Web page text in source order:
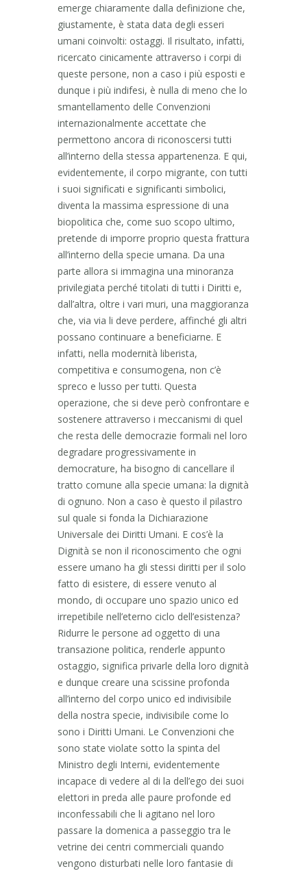
emerge chiaramente dalla definizione che,
giustamente, è stata data degli esseri
umani coinvolti: ostaggi. Il risultato, infatti,
ricercato cinicamente attraverso i corpi di
queste persone, non a caso i più esposti e
dunque i più indifesi, è nulla di meno che lo
smantellamento delle Convenzioni
internazionalmente accettate che
permettono ancora di riconoscersi tutti
all’interno della stessa appartenenza. E qui,
evidentemente, il corpo migrante, con tutti
i suoi significati e significanti simbolici,
diventa la massima espressione di una
biopolitica che, come suo scopo ultimo,
pretende di imporre proprio questa frattura
all’interno della specie umana. Da una
parte allora si immagina una minoranza
privilegiata perché titolati di tutti i Diritti e,
dall’altra, oltre i vari muri, una maggioranza
che, via via li deve perdere, affinché gli altri
possano continuare a beneficiarne. E
infatti, nella modernità liberista,
competitiva e consumogena, non c’è
spreco e lusso per tutti. Questa
operazione, che si deve però confrontare e
sostenere attraverso i meccanismi di quel
che resta delle democrazie formali nel loro
degradare progressivamente in
democrature, ha bisogno di cancellare il
tratto comune alla specie umana: la dignità
di ognuno. Non a caso è questo il pilastro
sul quale si fonda la Dichiarazione
Universale dei Diritti Umani. E cos’è la
Dignità se non il riconoscimento che ogni
essere umano ha gli stessi diritti per il solo
fatto di esistere, di essere venuto al
mondo, di occupare uno spazio unico ed
irrepetibile nell’eterno ciclo dell’esistenza?
Ridurre le persone ad oggetto di una
transazione politica, renderle appunto
ostaggio, significa privarle della loro dignità
e dunque creare una scissine profonda
all’interno del corpo unico ed indivisibile
della nostra specie, indivisibile come lo
sono i Diritti Umani. Le Convenzioni che
sono state violate sotto la spinta del
Ministro degli Interni, evidentemente
incapace di vedere al di la dell’ego dei suoi
elettori in preda alle paure profonde ed
inconfessabili che li agitano nel loro
passare la domenica a passeggio tra le
vetrine dei centri commerciali quando
vengono disturbati nelle loro fantasie di